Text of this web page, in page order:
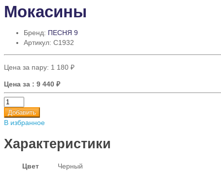
Мокасины
Бренд: ПЕСНЯ 9
Артикул: C1932
Цена за пару: 1 180 ₽
Цена за : 9 440 ₽
Добавить
В избранное
Характеристики
Цвет
Черный